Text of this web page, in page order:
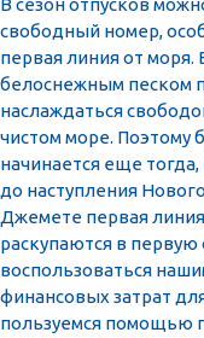
В сезон отпусков
свободный номер,
первая линия от моря.
белоснежным песком
наслаждаться
чистом море. Поэтому
начинается еще
до наступления
Джемете первая
раскупаются в первую
воспользоваться
финансовых затрат
пользуемся помощью